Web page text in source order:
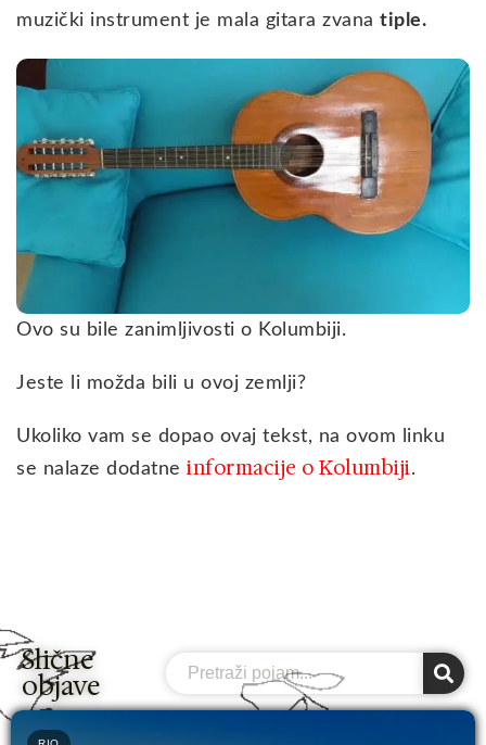
muzički instrument je mala gitara zvana tiple.
Ovo su bile zanimljivosti o Kolumbiji.
Jeste li možda bili u ovoj zemlji?
Ukoliko vam se dopao ovaj tekst, na ovom linku
se nalaze dodatne informacije o Kolumbiji.
Slične
objave
Search